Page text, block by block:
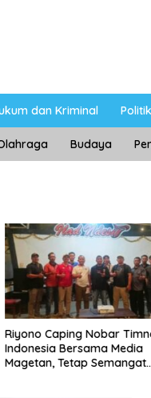
dan Kriminal Politik
Budaya
Riyono Caping Nobar
Indonesia Bersama Media
Magetan, Tetap Semangat